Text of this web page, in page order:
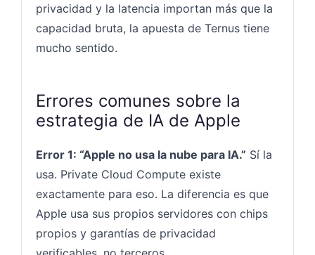
privacidad y la latencia importan más que la
capacidad bruta, la apuesta de Ternus tiene
mucho sentido.
Errores comunes sobre la
estrategia de IA de Apple
Error 1: “Apple no usa la nube para IA.” Sí la
usa. Private Cloud Compute existe
exactamente para eso. La diferencia es que
Apple usa sus propios servidores con chips
propios y garantías de privacidad